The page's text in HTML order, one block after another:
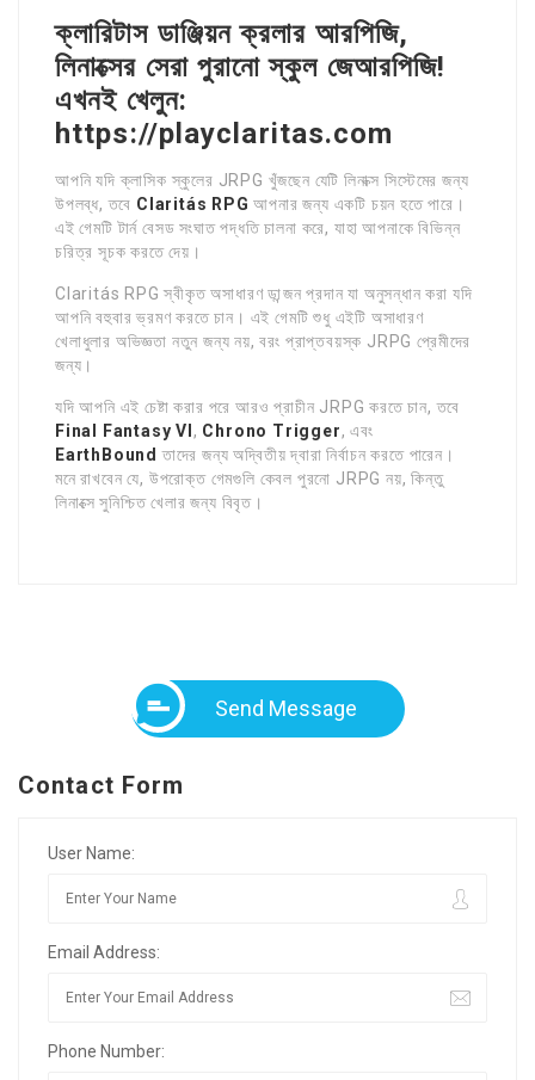
ক্লারিটাস ডাঞ্জিয়ন ক্রলার আরপিজি,
লিনাক্সের সেরা পুরানো স্কুল জেআরপিজি!
এখনই খেলুন:
https://playclaritas.com
আপনি যদি ক্লাসিক স্কুলের JRPG খুঁজছেন যেটি লিনাক্স সিস্টেমের জন্য
উপলব্ধ, তবে Claritás RPG আপনার জন্য একটি চয়ন হতে পারে।
এই গেমটি টার্ন বেসড সংঘাত পদ্ধতি চালনা করে, যাহা আপনাকে বিভিন্ন
চরিত্র সূচক করতে দেয়।
Claritás RPG স্বীকৃত অসাধারণ ডান্জন প্রদান যা অনুসন্ধান করা যদি
আপনি বহুবার ভ্রমণ করতে চান। এই গেমটি শুধু এইটি অসাধারণ
খেলাধুলার অভিজ্ঞতা নতুন জন্য নয়, বরং প্রাপ্তবয়স্ক JRPG প্রেমীদের
জন্য।
যদি আপনি এই চেষ্টা করার পরে আরও প্রাচীন JRPG করতে চান, তবে
Final Fantasy VI , Chrono Trigger, এবং
EarthBound তাদের জন্য অদ্বিতীয় দ্বারা নির্বাচন করতে পারেন।
মনে রাখবেন যে, উপরোক্ত গেমগুলি কেবল পুরনো JRPG নয়, কিন্তু
লিনাক্সে সুনিশ্চিত খেলার জন্য বিবৃত।
Send Message
Contact Form
User Name:
Email Address:
Phone Number: